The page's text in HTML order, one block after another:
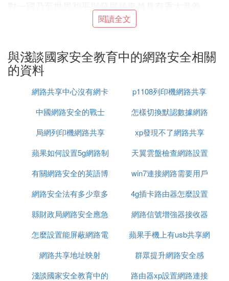
三、網路安全常識有哪些？
1、日常生活中保護個人信息。
3、網上購物時確保你的信息安全。
4、防止黑客攻擊。防止電腦中毒。
法律依據：
《中華人民共和國網路安全法》
為了保障網路安全，維護網路空間主權和國家安全、
社會公共利益，保護公民、法人和其他組織的合法權
益，促進經濟社會信息化健康發展，制定本法。
第二條
路，以及網路安全的監督管理，適用本法。
第三條
國家堅持網路安全與信息化發展並重，遵循積極利
用、科學發展、依法管理、確保安全的方針，推進網
路基礎設施建設和互聯互通，鼓勵網路技術創新和應
用，支持培養網路安全人才，建立健全網路安全保障
體系，提高網路安全保護能力。
閱讀全文
與淺談國家安全教育中的網路安全相關
的資料
網路共享中心沒有網卡
p1108列印機網路共享
中國網路安全的戰士
怎樣切換默認數據網路
設置
局網列印機網路共享
xp發現不了網路共享
蘋果如何設置5g網路制
式
天翼雲盤檢查網路設置
有關網路安全的英語博
客作文
win7連接網路需要用戶
名密碼怎麼設置
網路安全法有多少章多
少條單選題
4g插卡路由器怎麼設置
網路
縣財政局網路安全應急
演練報價
網路信號增強器接收器
設置
怎麼設置能屏蔽網路電
話
蘋果手機上有usb共享網
路嗎
網路共享地址映射
群眾提升網路安全感
淺談國家安全教育中的
路由器xp設置網路連接